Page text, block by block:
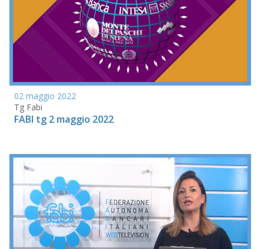
02 maggio 2022
Tg Fabi
FABI tg 2 maggio 2022